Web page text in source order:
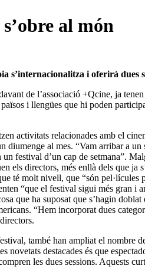
al món
s’internacionalitza i oferirà dues
de l’associació +Qcine, ja
i llengües que hi poden
activitats relacionades amb el
diumenge al mes. “Vam arribar a
festival d’un cap de setmana”.
els directors, més enllà dels que
té molt nivell, que “són pel·lícules
“que el festival sigui més gran i
que ha suposat que s’hagin
“Hem incorporat dues
també han ampliat el nombre
destacades és que
les dues sessions. Aquests